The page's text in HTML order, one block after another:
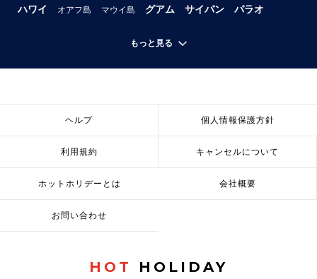
ハワイ
オアフ島 マウイ島 グアム サイパン パラオ
もっと見る
ヘルプ 個人情報保護方針
利用規約 キャンセルについて
ホットホリデーとは 会社概要
お問い合わせ
HOT HOLIDAY